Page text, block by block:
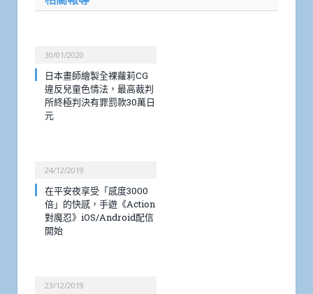
30/01/2020
日本畫師繪製全裸蘿莉CG
違反兒童色情法，最高裁判
所終極判決有罪罰款30萬日
元
24/12/2019
在平安夜享受「感度3000
倍」的快感，手遊《Action
對魔忍》iOS/Android配信
開始
23/12/2019